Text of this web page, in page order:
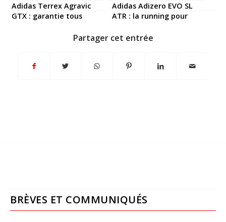
Adidas Terrex Agravic
GTX : garantie tous
Adidas Adizero EVO SL
ATR : la running pour
Partager cet entrée
BRÈVES ET COMMUNIQUÉS